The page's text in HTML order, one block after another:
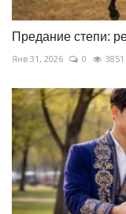
Предание степи:
Янв 31, 2026 0 3851